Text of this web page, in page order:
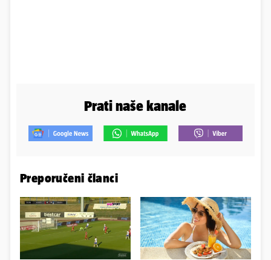
Prati naše kanale
Preporučeni članci